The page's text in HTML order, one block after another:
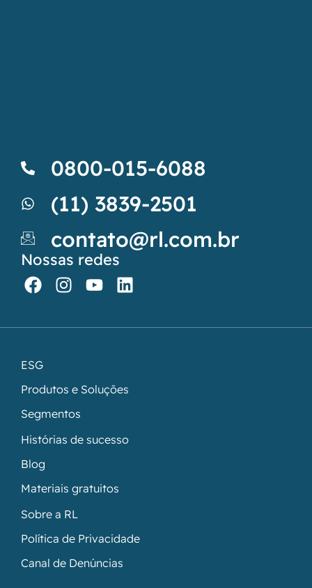
0800-015-6088
(11) 3839-2501
contato@rl.com.br
Nossas redes
ESG
Produtos e Soluções
Segmentos
Histórias de sucesso
Blog
Materiais gratuitos
Sobre a RL
Política de Privacidade
Canal de Denúncias